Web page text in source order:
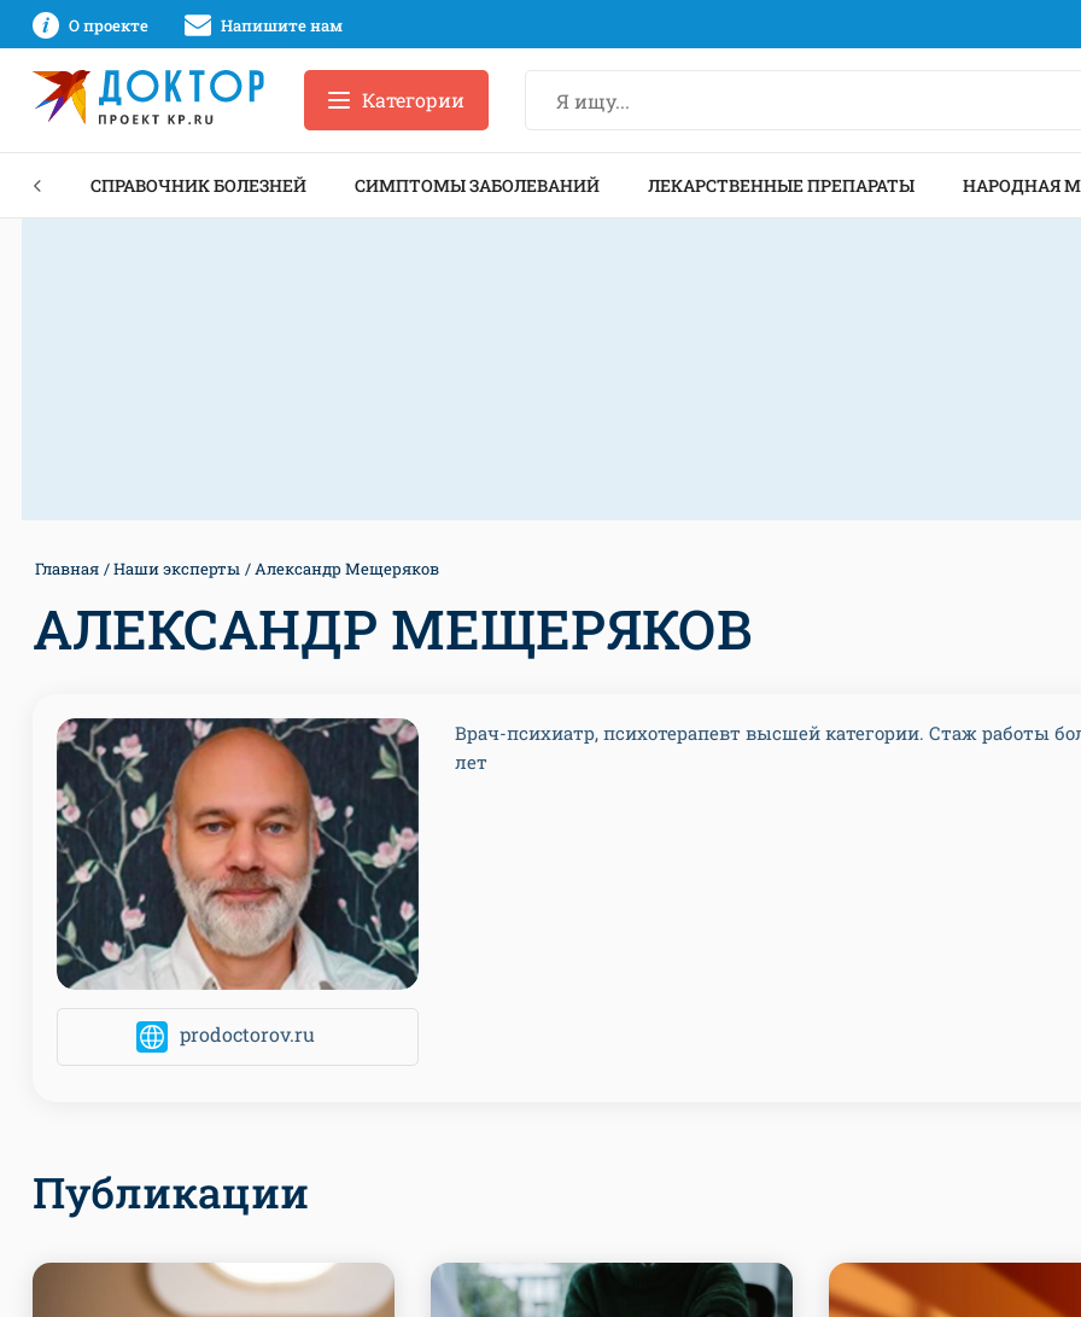
О проекте Напишите нам
Категории
СПРАВОЧНИК БОЛЕЗНЕЙ СИМПТОМЫ ЗАБОЛЕВАНИЙ ЛЕКАРСТВЕННЫЕ ПРЕПАРАТЫ НАРОДНАЯ
Главная Наши эксперты Александр Мещеряков
АЛЕКСАНДР МЕЩЕРЯКОВ
prodoctorov.ru
Врач-психиатр, психотерапевт высшей категории. Стаж работы
лет
Публикации